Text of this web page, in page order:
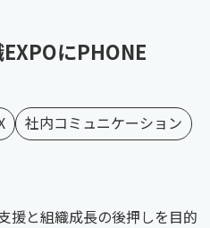
にPHONE
社内コミュニケーション
援と組織成長の後押しを目的